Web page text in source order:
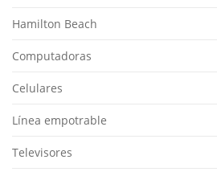
Hamilton Beach
Computadoras
Celulares
Línea empotrable
Televisores